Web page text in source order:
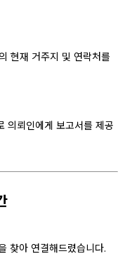
현재 거주지 및 연락처를
의뢰인에게 보고서를 제공
찾아 연결해드렸습니다.